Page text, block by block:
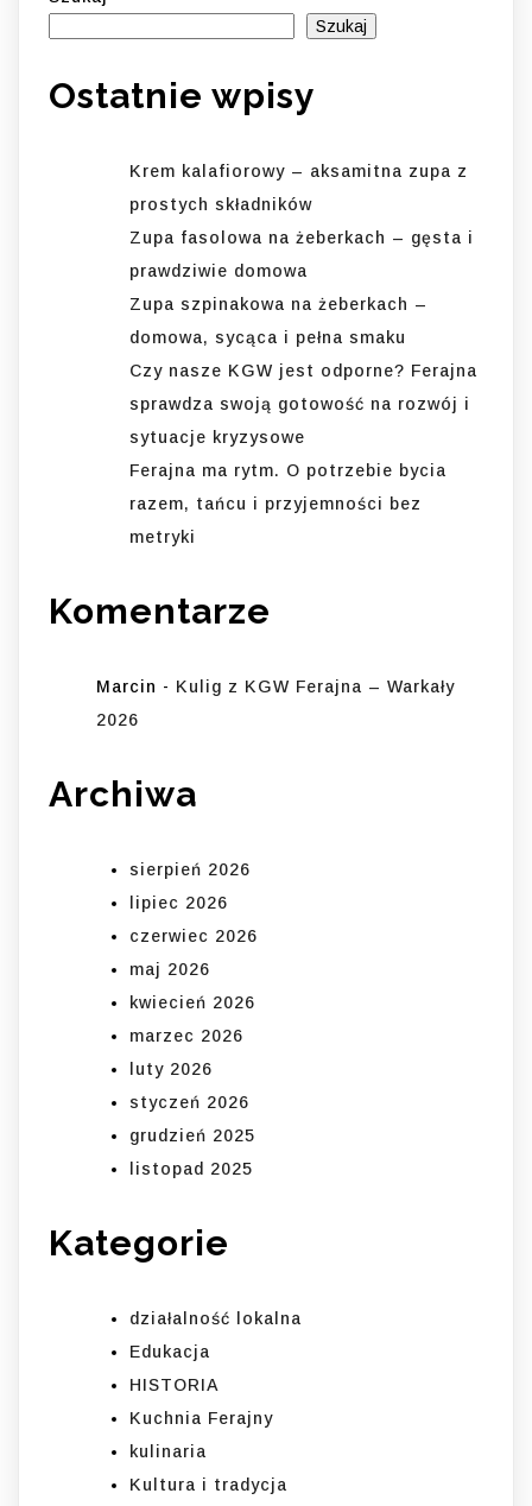
Szukaj
Ostatnie wpisy
Krem kalafiorowy – aksamitna zupa z
prostych składników
Zupa fasolowa na żeberkach – gęsta i
prawdziwie domowa
Zupa szpinakowa na żeberkach –
domowa, sycąca i pełna smaku
Czy nasze KGW jest odporne? Ferajna
sprawdza swoją gotowość na rozwój i
sytuacje kryzysowe
Ferajna ma rytm. O potrzebie bycia
razem, tańcu i przyjemności bez
metryki
Komentarze
Marcin - Kulig z KGW Ferajna – Warkały
2026
Archiwa
sierpień 2026
lipiec 2026
czerwiec 2026
maj 2026
kwiecień 2026
marzec 2026
luty 2026
styczeń 2026
grudzień 2025
listopad 2025
Kategorie
działalność lokalna
Edukacja
HISTORIA
Kuchnia Ferajny
kulinaria
Kultura i tradycja